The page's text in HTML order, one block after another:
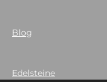
Blog
Edelsteine